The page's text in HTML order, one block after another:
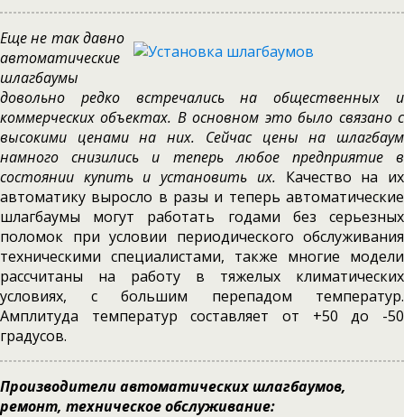
Еще не так давно
автоматические
шлагбаумы
довольно редко встречались на общественных и
коммерческих объектах. В основном это было связано с
высокими ценами на них. Сейчас цены на шлагбаум
намного снизились и теперь любое предприятие в
состоянии купить и установить их. Качество на их
автоматику выросло в разы и теперь автоматические
шлагбаумы могут работать годами без серьезных
поломок при условии периодического обслуживания
техническими специалистами, также многие модели
рассчитаны на работу в тяжелых климатических
условиях, с большим перепадом температур.
Амплитуда температур составляет от +50 до -50
градусов.
Производители автоматических шлагбаумов,
ремонт, техническое обслуживание: